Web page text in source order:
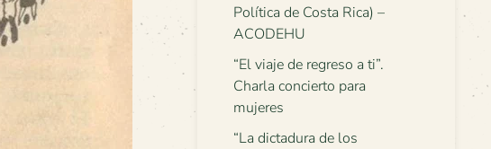
Política de Costa Rica) –
ACODEHU
“El viaje de regreso a ti”.
Charla concierto para
mujeres
“La dictadura de los